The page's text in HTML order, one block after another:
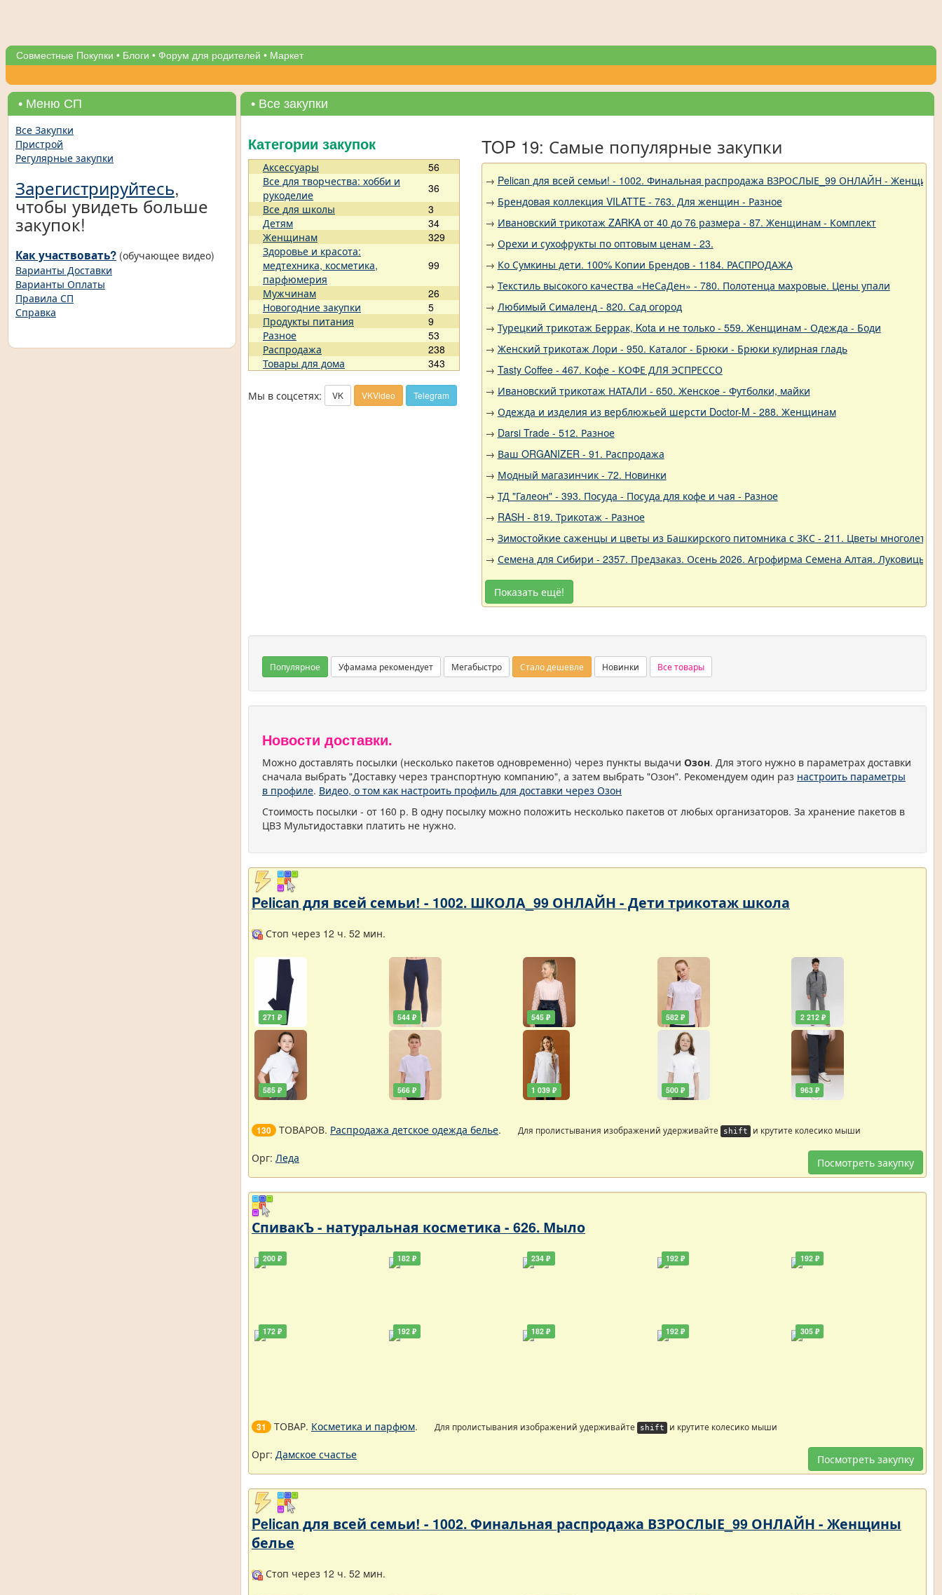
Совместные Покупки • Блоги • Форум для родителей • Маркет
• Меню СП
Все Закупки
Пристрой
Регулярные закупки
Зарегистрируйтесь,
чтобы увидеть больше
закупок!
Как участвовать? (обучающее видео)
Варианты Доставки
Варианты Оплаты
Правила СП
Справка
• Все закупки
Категории закупок
Аксессуары
56
Все для творчества: хобби и
рукоделие
36
Все для школы
3
Детям
34
Женщинам
329
Здоровье и красота:
медтехника, косметика,
парфюмерия
99
Мужчинам
26
Новогодние закупки
5
Продукты питания
9
Разное
53
Распродажа
238
Товары для дома
343
Мы в соцсетях: VK VKVideo Telegram
TOP 19: Самые популярные закупки
→ Pelican для всей семьи! - 1002. Финальная распродажа ВЗРОСЛЫЕ_99 ОНЛАЙН - Женщины
→ Брендовая коллекция VILATTE - 763. Для женщин - Разное
→ Ивановский трикотаж ZARKA от 40 до 76 размера - 87. Женщинам - Комплект
→ Орехи и сухофрукты по оптовым ценам - 23.
→ Ко Сумкины дети. 100% Копии Брендов - 1184. РАСПРОДАЖА
→ Текстиль высокого качества «НеСаДен» - 780. Полотенца махровые. Цены упали
→ Любимый Сималенд - 820. Сад огород
→ Турецкий трикотаж Беррак, Kota и не только - 559. Женщинам - Одежда - Боди
→ Женский трикотаж Лори - 950. Каталог - Брюки - Брюки кулирная гладь
→ Tasty Coffee - 467. Кофе - КОФЕ ДЛЯ ЭСПРЕССО
→ Ивановский трикотаж НАТАЛИ - 650. Женское - Футболки, майки
→ Одежда и изделия из верблюжьей шерсти Doctor-M - 288. Женщинам
→ Darsi Trade - 512. Разное
→ Ваш ORGANIZER - 91. Распродажа
→ Модный магазинчик - 72. Новинки
→ ТД "Галеон" - 393. Посуда - Посуда для кофе и чая - Разное
→ RASH - 819. Трикотаж - Разное
→ Зимостойкие саженцы и цветы из Башкирского питомника с ЗКС - 211. Цветы
→ Семена для Сибири - 2357. Предзаказ. Осень 2026. Агрофирма Семена Алтая. Луковицы.
Показать ещё!
Популярное Уфамама рекомендует Мегабыстро Стало дешевле Новинки Все товары
Новости доставки.
Можно доставлять посылки (несколько пакетов одновременно) через пункты выдачи Озон. Для этого нужно в параметрах доставки
сначала выбрать "Доставку через транспортную компанию", а затем выбрать "Озон". Рекомендуем один раз настроить параметры
в профиле. Видео, о том как настроить профиль для доставки через Озон
Стоимость посылки - от 160 р. В одну посылку можно положить несколько пакетов от любых организаторов. За хранение пакетов в
ЦВЗ Мультидоставки платить не нужно.
Pelican для всей семьи! - 1002. ШКОЛА_99 ОНЛАЙН - Дети трикотаж школа
Стоп через 12 ч. 52 мин.
271 ₽
585 ₽
544 ₽
566 ₽
545 ₽
1 039 ₽
582 ₽
500 ₽
2 212 ₽
963 ₽
130 ТОВАРОВ. Распродажа детское одежда белье. Для пролистывания изображений удерживайте shift и крутите колесико мыши
Посмотреть закупку
Орг: Леда
СпивакЪ - натуральная косметика - 626. Мыло
200 ₽
172 ₽
182 ₽
192 ₽
234 ₽
182 ₽
192 ₽
192 ₽
192 ₽
305 ₽
31 ТОВАР. Косметика и парфюм. Для пролистывания изображений удерживайте shift и крутите колесико мыши
Посмотреть закупку
Орг: Дамское счастье
Pelican для всей семьи! - 1002. Финальная распродажа ВЗРОСЛЫЕ_99 ОНЛАЙН - Женщины
белье
Стоп через 12 ч. 52 мин.